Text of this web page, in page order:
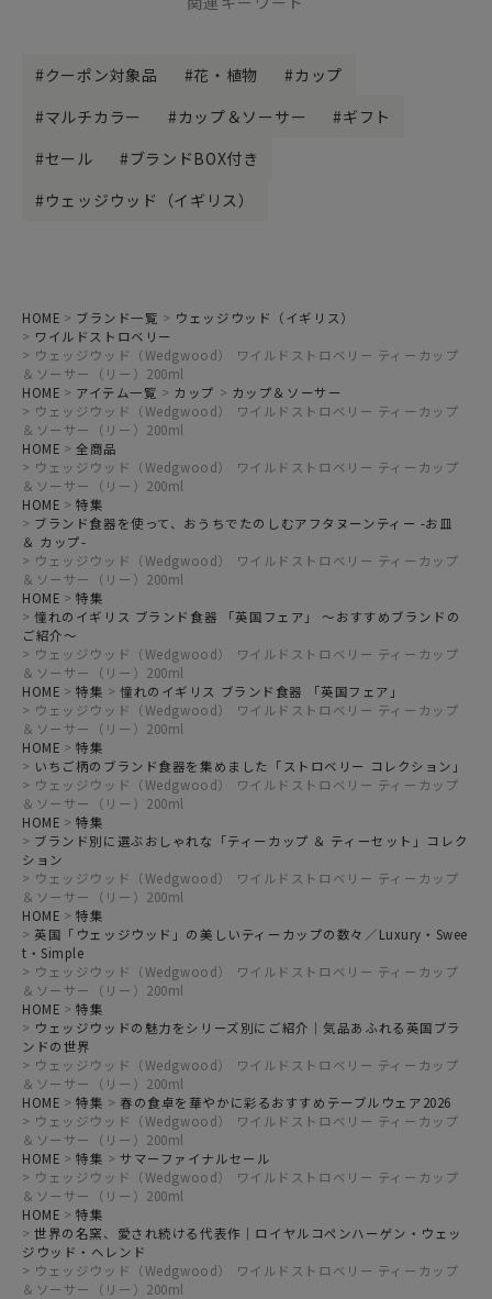
クーポン対象品 花・植物
カップ
マルチカラー
カップ＆ソーサー
ギフト
セール
ブランドBOX付き
ウェッジウッド（イギリス）
HOME ブランド一覧
ウェッジウッド（イギリス）
ワイルドストロベリー
ウェッジウッド（Wedgwood） ワイルドストロベリー ティーカップ
＆ソーサー（リー）200ml
HOME
アイテム一覧 カップ
カップ＆ソーサー
ウェッジウッド（Wedgwood） ワイルドストロベリー ティーカップ
＆ソーサー（リー）200ml
HOME
全商品
ウェッジウッド（Wedgwood） ワイルドストロベリー ティーカップ
＆ソーサー（リー）200ml
HOME
特集
ブランド食器を使って、おうちでたのしむアフタヌーンティー -お皿
＆ カップ-
ウェッジウッド（Wedgwood） ワイルドストロベリー ティーカップ
＆ソーサー（リー）200ml
HOME
特集
憧れのイギリス ブランド食器 「英国フェア」 ～おすすめブランドの
ご紹介～
ウェッジウッド（Wedgwood） ワイルドストロベリー ティーカップ
＆ソーサー（リー）200ml
HOME
特集
憧れのイギリス ブランド食器 「英国フェア」
ウェッジウッド（Wedgwood） ワイルドストロベリー ティーカップ
＆ソーサー（リー）200ml
HOME
特集
いちご柄のブランド食器を集めました「ストロベリー コレクション」
ウェッジウッド（Wedgwood） ワイルドストロベリー ティーカップ
＆ソーサー（リー）200ml
HOME
特集
ブランド別に選ぶおしゃれな「ティーカップ ＆ ティーセット」コレク
ション
ウェッジウッド（Wedgwood） ワイルドストロベリー ティーカップ
＆ソーサー（リー）200ml
HOME
特集
英国「ウェッジウッド」の美しいティーカップの数々／Luxury・Swee
t・Simple
ウェッジウッド（Wedgwood） ワイルドストロベリー ティーカップ
＆ソーサー（リー）200ml
HOME
特集
ウェッジウッドの魅力をシリーズ別にご紹介｜気品あふれる英国ブラ
ンドの世界
ウェッジウッド（Wedgwood） ワイルドストロベリー ティーカップ
＆ソーサー（リー）200ml
HOME
特集
春の食卓を華やかに彩るおすすめテーブルウェア2026
ウェッジウッド（Wedgwood） ワイルドストロベリー ティーカップ
＆ソーサー（リー）200ml
HOME
特集
サマーファイナルセール
ウェッジウッド（Wedgwood） ワイルドストロベリー ティーカップ
＆ソーサー（リー）200ml
HOME
特集
世界の名窯、愛され続ける代表作｜ロイヤルコペンハーゲン・ウェッ
ジウッド・ヘレンド
ウェッジウッド（Wedgwood） ワイルドストロベリー ティーカップ
＆ソーサー（リー）200ml